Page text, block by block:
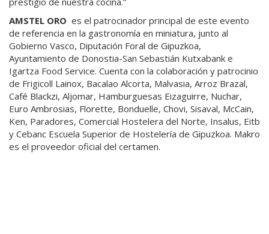
AMSTEL ORO es el patrocinador principal de este evento
de referencia en la gastronomía en miniatura, junto al
Gobierno Vasco, Diputación Foral de Gipuzkoa,
Ayuntamiento de Donostia-San Sebastián Kutxabank e
Igartza Food Service. Cuenta con la colaboración y patrocinio
de Frigicoll Lainox, Bacalao Alcorta, Malvasia, Arroz Brazal,
Café Blackzi, Aljomar, Hamburguesas Eizaguirre, Nuchar,
Euro Ambrosias, Florette, Bonduelle, Chovi, Sisaval, McCain,
Ken, Paradores, Comercial Hostelera del Norte, Insalus, Eitb
y Cebanc Escuela Superior de Hostelería de Gipuzkoa. Makro
es el proveedor oficial del certamen.